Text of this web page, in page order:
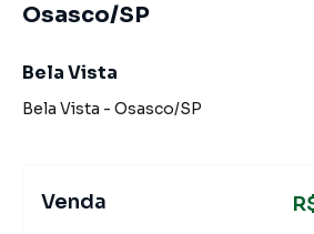
Osasco/SP
Bela Vista
Bela Vista - Osasco/SP
Venda